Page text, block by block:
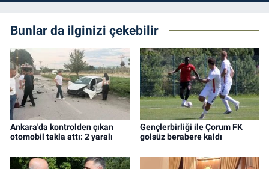
Bunlar da ilginizi çekebilir
Ankara'da kontrolden çıkan
otomobil takla attı: 2 yaralı
Gençlerbirliği ile Çorum FK
golsüz berabere kaldı